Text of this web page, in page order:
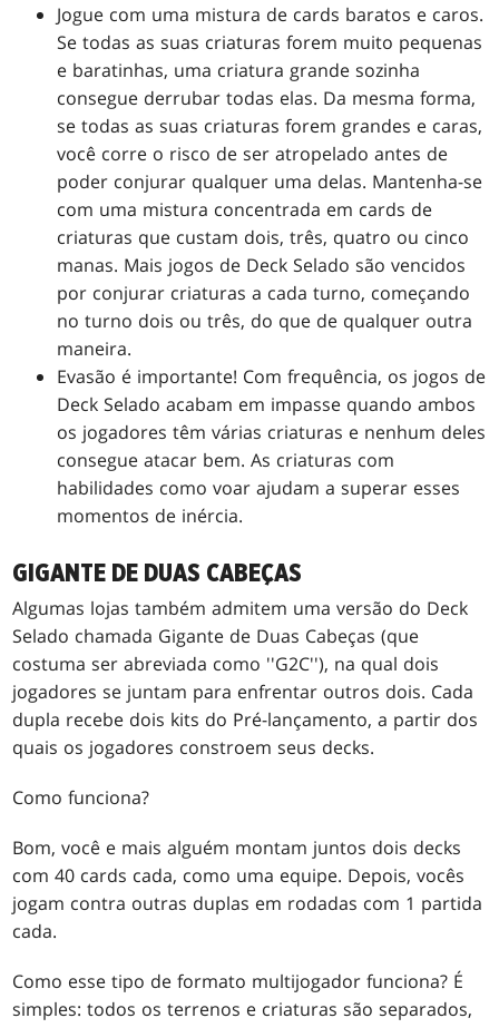
Jogue com uma mistura de cards baratos e caros.
Se todas as suas criaturas forem muito pequenas
e baratinhas, uma criatura grande sozinha
consegue derrubar todas elas. Da mesma forma,
se todas as suas criaturas forem grandes e caras,
você corre o risco de ser atropelado antes de
poder conjurar qualquer uma delas. Mantenha-se
com uma mistura concentrada em cards de
criaturas que custam dois, três, quatro ou cinco
manas. Mais jogos de Deck Selado são vencidos
por conjurar criaturas a cada turno, começando
no turno dois ou três, do que de qualquer outra
maneira.
Evasão é importante! Com frequência, os jogos de
Deck Selado acabam em impasse quando ambos
os jogadores têm várias criaturas e nenhum deles
consegue atacar bem. As criaturas com
habilidades como voar ajudam a superar esses
momentos de inércia.
GIGANTE DE DUAS CABEÇAS
Algumas lojas também admitem uma versão do Deck
Selado chamada Gigante de Duas Cabeças (que
costuma ser abreviada como ''G2C''), na qual dois
jogadores se juntam para enfrentar outros dois. Cada
dupla recebe dois kits do Pré-lançamento, a partir dos
quais os jogadores constroem seus decks.
Como funciona?
Bom, você e mais alguém montam juntos dois decks
com 40 cards cada, como uma equipe. Depois, vocês
jogam contra outras duplas em rodadas com 1 partida
cada.
Como esse tipo de formato multijogador funciona? É
simples: todos os terrenos e criaturas são separados,